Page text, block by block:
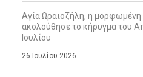
Αγία Ωραιοζήλη, η μορφωμένη
ακολούθησε το κήρυγμα του
Ιουλίου
26 Ιουλίου 2026